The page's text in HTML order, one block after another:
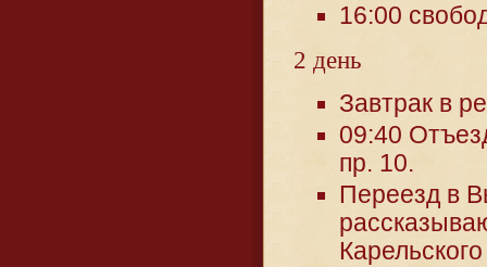
16:00
2 день
Завтрак в
09:40
пр. 10.
Переезд в